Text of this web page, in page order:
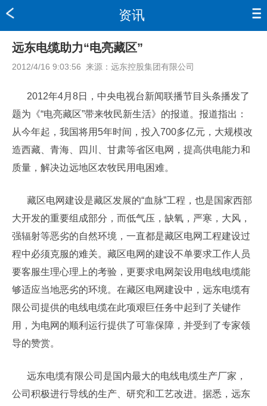
资讯
远东电缆助力“电亮藏区”
2012/4/16 9:03:56 来源： 远东控股集团有限公司
2012年4月8日，中央电视台新闻联播节目头条播发了
题为《“电亮藏区”带来牧民新生活》的报道。报道指出：
从今年起，我国将用5年时间，投入700多亿元，大规模改
造西藏、青海、四川、甘肃等省区电网，提高供电能力和
质量，解决边远地区农牧民用电困难。
藏区电网建设是藏区发展的“血脉”工程，也是国家西部
大开发的重要组成部分，而低气压，缺氧，严寒，大风，
强辐射等恶劣的自然环境，一直都是藏区电网工程建设过
程中必须克服的难关。藏区电网的建设不单要求工作人员
要客服生理心理上的考验，更要求电网架设用电线电缆能
够适应当地恶劣的环境。在藏区电网建设中，远东电缆有
限公司提供的电线电缆在此项艰巨任务中起到了关键作
用，为电网的顺利运行提供了可靠保障，并受到了专家领
导的赞赏。
远东电缆有限公司是国内最大的电线电缆生产厂家，
公司积极进行导线的生产、研究和工艺改进。据悉，远东